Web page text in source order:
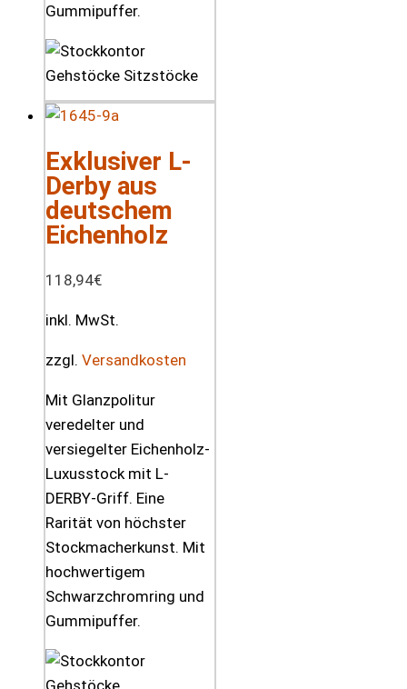
Gummipuffer.
Exklusiver L-
Derby aus
deutschem
Eichenholz
118,94€
inkl. MwSt.
zzgl. Versandkosten
Mit Glanzpolitur
veredelter und
versiegelter Eichenholz-
Luxusstock mit L-
DERBY-Griff. Eine
Rarität von höchster
Stockmacherkunst. Mit
hochwertigem
Schwarzchromring und
Gummipuffer.